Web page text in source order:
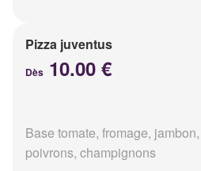
Pizza juventus
Dès 10.00 €
Base tomate, fromage,
poivrons, champignons